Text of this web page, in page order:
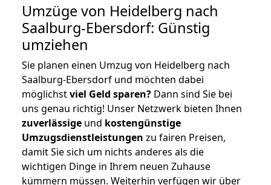
Umzüge von Heidelberg nach
Saalburg-Ebersdorf: Günstig
umziehen
Sie planen einen Umzug von Heidelberg nach
Saalburg-Ebersdorf und möchten dabei
möglichstviel Geld sparen? Dann sind Sie bei
uns genau richtig! Unser Netzwerk bieten Ihnen
zuverlässige und kostengünstige
Umzugsdienstleistungen zu fairen Preisen,
damit Sie sich um nichts anderes als die
wichtigen Dinge in Ihrem neuen Zuhause
kümmern müssen. Weiterhin verfügen wir über